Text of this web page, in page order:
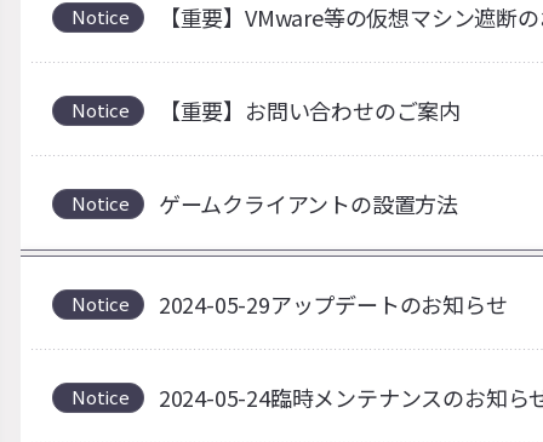
Notice 【重要】VMware等の仮想マシン遮断
Notice 【重要】お問い合わせのご案内
Notice ゲームクライアントの設置方法
Notice 2024-05-29アップデートのお知らせ
Notice 2024-05-24臨時メンテナンスのお知ら